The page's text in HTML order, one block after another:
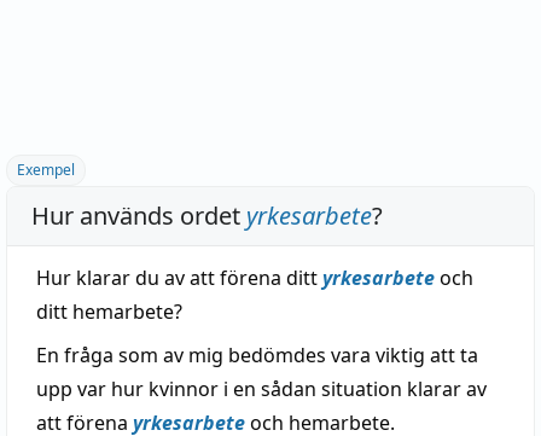
Exempel
Hur används ordet yrkesarbete?
Hur klarar du av att förena dittyrkesarbeteoch
ditt hemarbete?
En fråga som av mig bedömdes vara viktig att ta
upp var hur kvinnor i en sådan situation klarar av
att förena yrkesarbeteoch hemarbete.